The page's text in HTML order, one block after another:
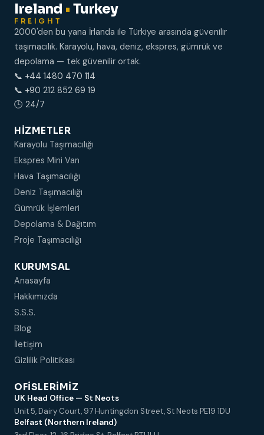
Ireland • Turkey
FREIGHT
2000'den bu yana İrlanda ile Türkiye arasında güvenilir
taşımacılık. Karayolu, hava, deniz, ekspres, gümrük ve
depolama — tek güvenilir ortak.
📞 +44 1480 470 114
📞 +90 212 852 69 19
🕒 24/7
HIZMETLER
Karayolu Taşımacılığı
Ekspres Mini Van
Hava Taşımacılığı
Deniz Taşımacılığı
Gümrük İşlemleri
Depolama & Dağıtım
Proje Taşımacılığı
KURUMSAL
Anasayfa
Hakkımızda
S.S.S.
Blog
İletişim
Gizlilik Politikası
OFISLERIMIZ
UK Head Office — St Neots
Unit 5, Dairy Court, 97 Huntingdon Street, St Neots PE19 1DU
Belfast (Northern Ireland)